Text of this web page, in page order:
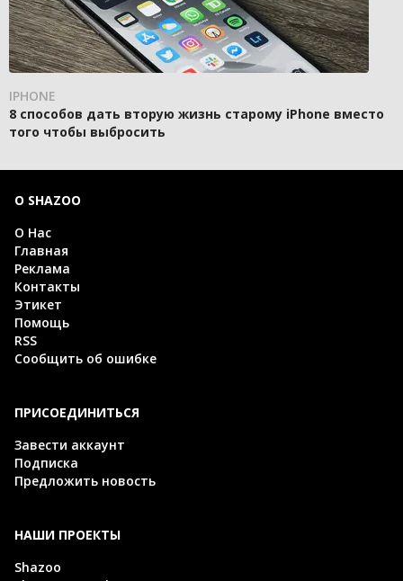
IPHONE
8 способов дать вторую жизнь старому iPhone вместо
того чтобы выбросить
О SHAZOO
О Нас
Главная
Реклама
Контакты
Этикет
Помощь
RSS
Сообщить об ошибке
ПРИСОЕДИНИТЬСЯ
Завести аккаунт
Подписка
Предложить новость
НАШИ ПРОЕКТЫ
Shazoo